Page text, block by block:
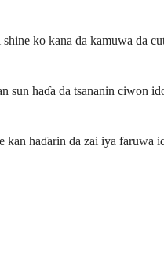
ko kana da kamuwa da
sun haɗa da tsananin ciwon
haɗarin da zai iya faruwa